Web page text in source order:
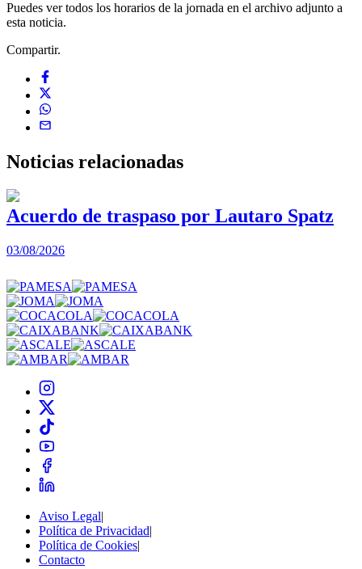
Puedes ver todos los horarios de la jornada en el archivo adjunto a
esta noticia.
Compartir.
Noticias relacionadas
Acuerdo de traspaso por Lautaro Spatz
03/08/2026
Aviso Legal|
Política de Privacidad|
Política de Cookies|
Contacto